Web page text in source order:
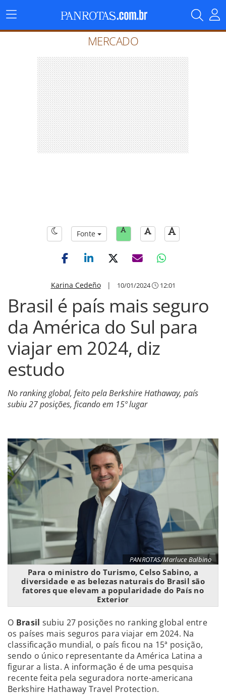
Menu
Principal
MERCADO
Fonte
Karina Cedeño| 10/01/2024 12:01
Brasil é país mais seguro
da América do Sul para
viajar em 2024, diz
estudo
No ranking global, feito pela Berkshire Hathaway, país
subiu 27 posições, ficando em 15º lugar
PANROTAS/Marluce Balbino
Para o ministro do Turismo, Celso Sabino, a
diversidade e as belezas naturais do Brasil são
fatores que elevam a popularidade do País no
Exterior
O Brasil subiu 27 posições no ranking global entre
os países mais seguros para viajar em 2024. Na
classificação mundial, o país ficou na 15ª posição,
sendo o único representante da América Latina a
figurar a lista. A informação é de uma pesquisa
recente feita pela seguradora norte-americana
Berkshire Hathaway Travel Protection.